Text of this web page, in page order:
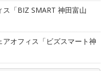
「BIZ SMART 神田富山
オフィス「ビズスマート神